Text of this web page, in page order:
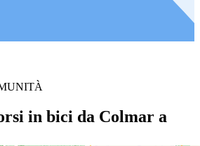
in bici da Colmar a